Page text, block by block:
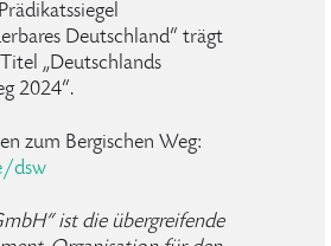
Deutschland“ trägt
„Deutschlands
2024“.
zum Bergischen Weg:
dsw
ist die übergreifende